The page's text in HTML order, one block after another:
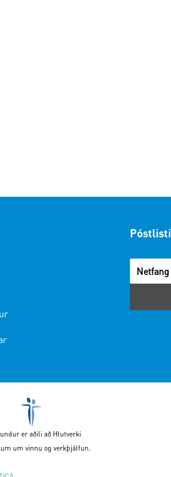
Póstlisti
er aðili að Hlutverki
um vinnu og verkþjálfun.